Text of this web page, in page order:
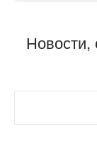
Новости,